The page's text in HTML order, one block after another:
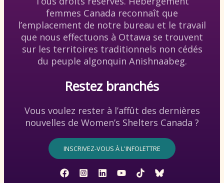
femmes Canada reconnaît que
l’emplacement de notre bureau et le travail
que nous effectuons à Ottawa se trouvent
sur les territoires traditionnels non cédés
du peuple algonquin Anishnaabeg.
Restez branchés
Vous voulez rester à l’affût des dernières
nouvelles de Women’s Shelters Canada ?
INSCRIVEZ-VOUS À L'INFOLETTRE